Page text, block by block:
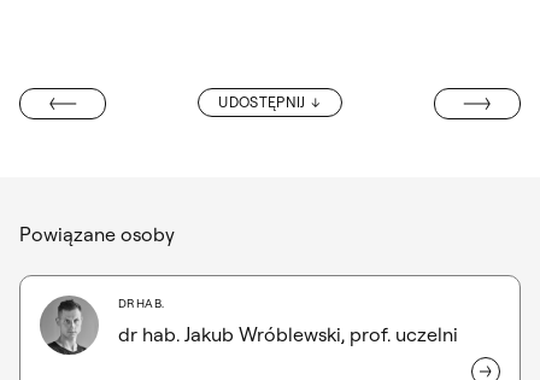
UDOSTĘPNIJ
FAŁAT
TERESA
Powiązane osoby
DR HAB.
dr hab. Jakub Wróblewski, prof. uczelni